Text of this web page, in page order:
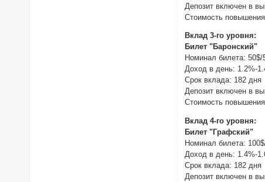
Депозит включен в
Стоимость
Вклад 3-го уровня:
Билет "Баронский"
Номинал билета: 50$/
Доход в день: 1.2%-
Срок вклада: 182 дня
Депозит включен в
Стоимость
Вклад 4-го уровня:
Билет "Графский"
Номинал билета:
Доход в день: 1.4%-
Срок вклада: 182 дня
Депозит включен в